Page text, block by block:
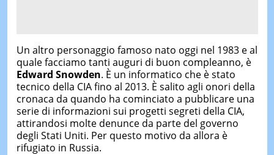
Un altro personaggio famoso nato oggi nel 1983 e al
quale facciamo tanti auguri di buon compleanno, è
Edward Snowden. È un informatico che è stato
tecnico della CIA fino al 2013. È salito agli onori della
cronaca da quando ha cominciato a pubblicare una
serie di informazioni sui progetti segreti della CIA,
attirandosi molte denunce da parte del governo
degli Stati Uniti. Per questo motivo da allora è
rifugiato in Russia.